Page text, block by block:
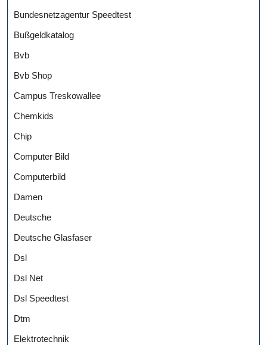
Bundesnetzagentur Speedtest
Bußgeldkatalog
Bvb
Bvb Shop
Campus Treskowallee
Chemkids
Chip
Computer Bild
Computerbild
Damen
Deutsche
Deutsche Glasfaser
Dsl
Dsl Net
Dsl Speedtest
Dtm
Elektrotechnik